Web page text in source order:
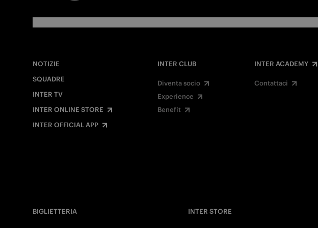
NOTIZIE
SQUADRE
INTER TV
INTER ONLINE STORE
INTER OFFICIAL APP
INTER CLUB
Diventa socio
Experience
Benefit
INTER ACADEMY
Contattaci
BIGLIETTERIA
INTER STORE